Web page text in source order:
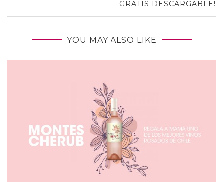
GRATIS DESCARGABLE!
YOU MAY ALSO LIKE